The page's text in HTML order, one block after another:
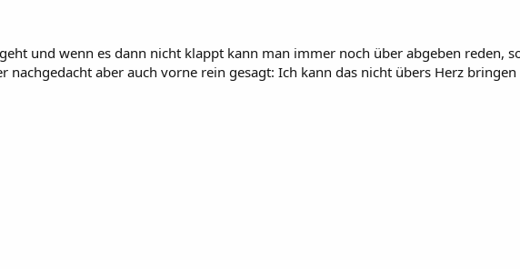
und wenn es dann nicht klappt kann man immer noch über abgeben reden,
nachgedacht aber auch vorne rein gesagt: Ich kann das nicht übers Herz bringen